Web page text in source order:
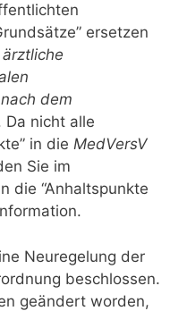
ersetzen
dem
Da nicht alle
in die MedVersV
Sie im
die “Anhaltspunkte
Neuregelung der
beschlossen.
geändert worden,